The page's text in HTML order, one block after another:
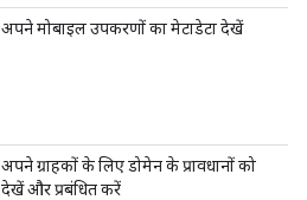
अपने मोबाइल उपकरणों का मेटाडेटा देखें
अपने ग्राहकों के लिए डोमेन के प्रावधानों को
देखें और प्रबंधित करें